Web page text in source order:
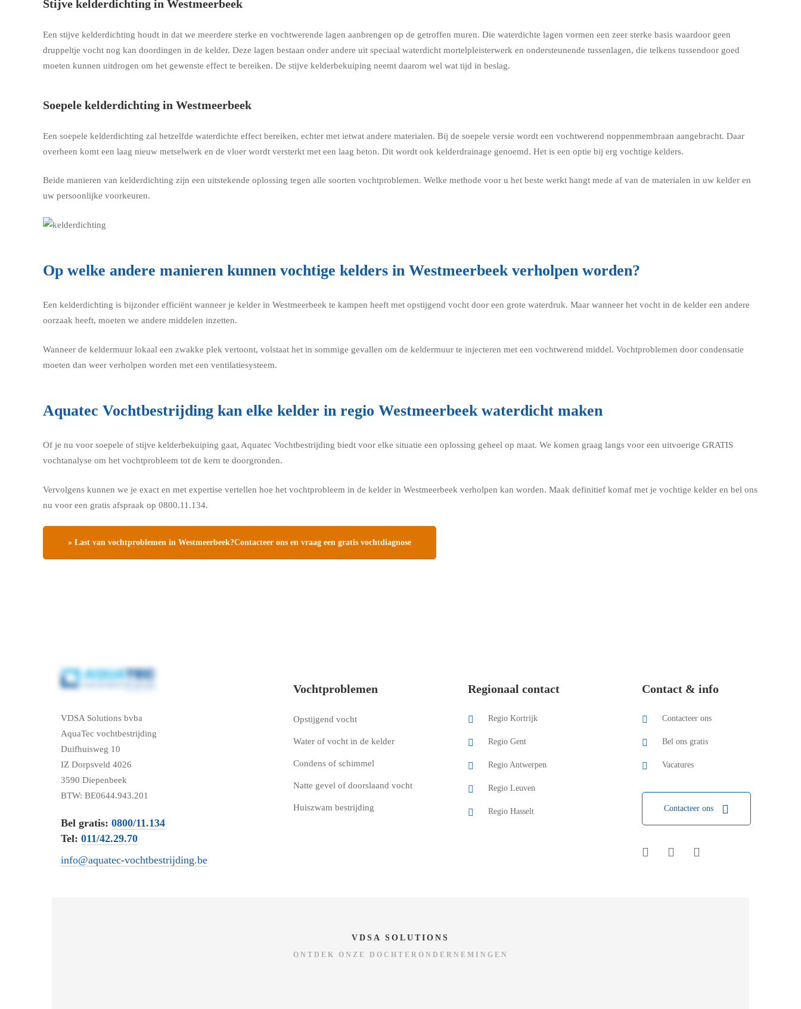
Stijve kelderdichting in Westmeerbeek
Een stijve kelderdichting houdt in dat we meerdere sterke en vochtwerende lagen aanbrengen op de getroffen muren. Die waterdichte lagen vormen een zeer sterke basis waardoor geen
druppeltje vocht nog kan doordingen in de kelder. Deze lagen bestaan onder andere uit speciaal waterdicht mortelpleisterwerk en ondersteunende tussenlagen, die telkens tussendoor goed
moeten kunnen uitdrogen om het gewenste effect te bereiken. De stijve kelderbekuiping neemt daarom wel wat tijd in beslag.
Soepele kelderdichting in Westmeerbeek
Een soepele kelderdichting zal hetzelfde waterdichte effect bereiken, echter met ietwat andere materialen. Bij de soepele versie wordt een vochtwerend noppenmembraan aangebracht. Daar
overheen komt een laag nieuw metselwerk en de vloer wordt versterkt met een laag beton. Dit wordt ook kelderdrainage genoemd. Het is een optie bij erg vochtige kelders.
Beide manieren van kelderdichting zijn een uitstekende oplossing tegen alle soorten vochtproblemen. Welke methode voor u het beste werkt hangt mede af van de materialen in uw kelder en
uw persoonlijke voorkeuren.
Op welke andere manieren kunnen vochtige kelders in Westmeerbeek verholpen worden?
Een kelderdichting is bijzonder efficiënt wanneer je kelder in Westmeerbeek te kampen heeft met opstijgend vocht door een grote waterdruk. Maar wanneer het vocht in de kelder een andere
oorzaak heeft, moeten we andere middelen inzetten.
Wanneer de keldermuur lokaal een zwakke plek vertoont, volstaat het in sommige gevallen om de keldermuur te injecteren met een vochtwerend middel. Vochtproblemen door condensatie
moeten dan weer verholpen worden met een ventilatiesysteem.
Aquatec Vochtbestrijding kan elke kelder in regio Westmeerbeek waterdicht maken
Of je nu voor soepele of stijve kelderbekuiping gaat, Aquatec Vochtbestrijding biedt voor elke situatie een oplossing geheel op maat. We komen graag langs voor een uitvoerige GRATIS
vochtanalyse om het vochtprobleem tot de kern te doorgronden.
Vervolgens kunnen we je exact en met expertise vertellen hoe het vochtprobleem in de kelder in Westmeerbeek verholpen kan worden. Maak definitief komaf met je vochtige kelder en bel ons
nu voor een gratis afspraak op 0800.11.134.
» Last van vochtproblemen in Westmeerbeek?Contacteer ons en vraag een gratis vochtdiagnose
VDSA Solutions bvba
AquaTec vochtbestrijding
Duifhuisweg 10
IZ Dorpsveld 4026
3590 Diepenbeek
BTW: BE0644.943.201
Bel gratis: 0800/11.134
Tel: 011/42.29.70
info@aquatec-vochtbestrijding.be
Vochtproblemen
Opstijgend vocht
Water of vocht in de kelder
Condens of schimmel
Natte gevel of doorslaand vocht
Huiszwam bestrijding
Regionaal contact
Regio Kortrijk
Regio Gent
Regio Antwerpen
Regio Leuven
Regio Hasselt
Contact & info
Contacteer ons
Bel ons gratis
Vacatures
Contacteer ons
VDSA SOLUTIONS
ONTDEK ONZE DOCHTERONDERNEMINGEN